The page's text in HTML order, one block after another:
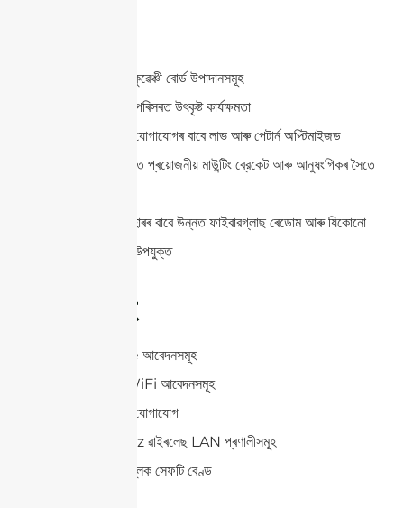
পাৰম্পৰিক উচ্চ-ফ্ৰিকুৱেঞ্চী বোর্ড উপাদানসমূহ
দ্বৈত বেণ্ডৰ সমগ্ৰ পৰিসৰত উৎকৃষ্ট কাৰ্যক্ষমতা
পইণ্ট-টু-মাল্টিপইণ্ট যোগাযোগৰ বাবে লাভ আৰু পেটাৰ্ন অপ্টিমাইজড
দৃঢ় আৰু কম জনশক্তি প্ৰয়োজনীয় মাউন্টিং ব্রেকেট আৰু আনুষংগিকৰ সৈতে
বাহিৰৰ দীঘলীয়া ব্যৱহাৰৰ বাবে উন্নত ফাইবারগ্লাছ ৰেডোম আৰু যিকোনো
কঠিন পৰিৱেশৰ বাবে উপযুক্ত
802.11n/ax/be আবেদনসমূহ
WiMAX আৰু WiFi আবেদনসমূহ
পইণ্ট-টু-মাল্টিপইণ্ট যোগাযোগ
2.4/5/7.125GHz ৱাইৰলেছ LAN প্ৰণালীসমূহ
ভূমি সুৰক্ষা আৰু পাব্লিক সেফটি বেণ্ড